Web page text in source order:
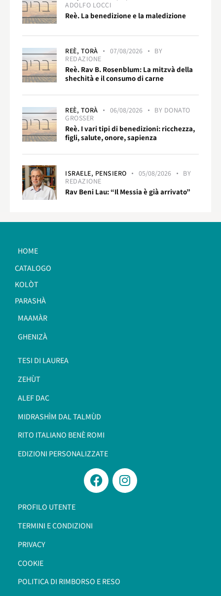
ADOLFO LOCCI
Reè. La benedizione e la maledizione
REÈ, TORÀ 07/08/2026
BY
REDAZIONE
Reè. Rav B. Rosenblum: La mitzvà della
shechità e il consumo di carne
REÈ, TORÀ 06/08/2026 BY DONATO
GROSSER
Reè. I vari tipi di benedizioni: ricchezza,
figli, salute, onore, sapienza
ISRAELE, PENSIERO 05/08/2026
BY
REDAZIONE
Rav Beni Lau: “Il Messia è già arrivato”
HOME
CATALOGO
KOLÒT
PARASHÀ
MAAMÀR
GHENIZÀ
TESI DI LAUREA
ZEHÙT
ALEF DAC
MIDRASHÌM DAL TALMÙD
RITO ITALIANO BENÈ ROMI​
EDIZIONI PERSONALIZZATE
PROFILO UTENTE
TERMINI E CONDIZIONI
PRIVACY
COOKIE
POLITICA DI RIMBORSO E RESO